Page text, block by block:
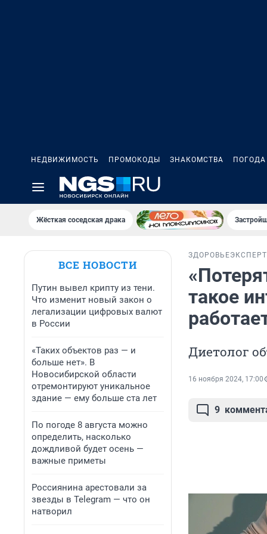
НЕДВИЖИМОСТЬ ПРОМОКОДЫ ЗНАКОМСТВА ПОГОДА
Жёсткая соседская драка
ВСЕ НОВОСТИ
Путин вывел крипту из тени.
Что изменит новый закон о
легализации цифровых валют
в России
«Таких объектов раз — и
больше нет». В
Новосибирской области
отремонтируют уникальное
здание — ему больше ста лет
По погоде 8 августа можно
определить, насколько
дождливой будет осень —
важные приметы
Россиянина арестовали за
звезды в Telegram — что он
натворил
ЗДОРОВЬЕЭКСПЕРТ
такое
Диетолог
16 ноября 2024, 17:00
9